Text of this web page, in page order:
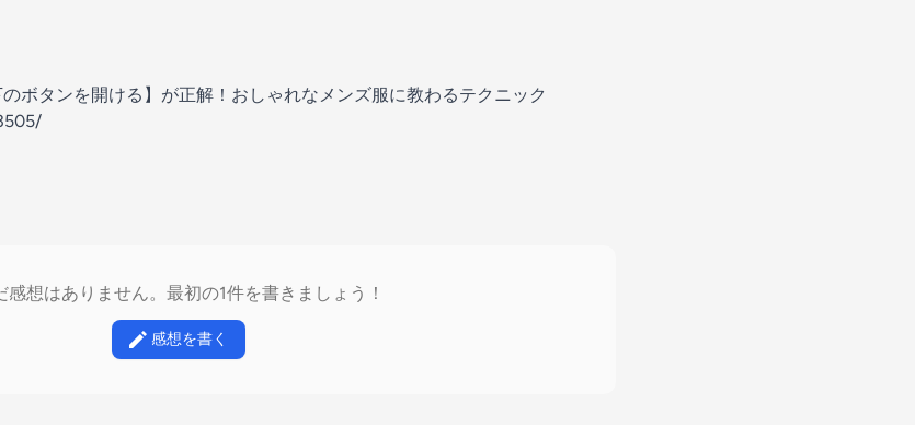
ボタンを開ける】が正解！おしゃれなメンズ服に教わるテクニック
感想はありません。最初の1件を書きましょう！
感想を書く